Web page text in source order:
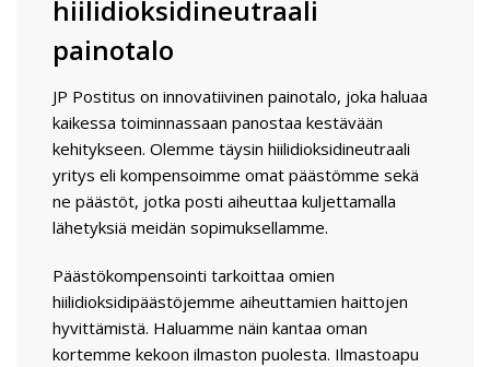
hiilidioksidineutraali
painotalo
JP Postitus on innovatiivinen painotalo, joka haluaa
kaikessa toiminnassaan panostaa kestävään
kehitykseen. Olemme täysin hiilidioksidineutraali
yritys eli kompensoimme omat päästömme sekä
ne päästöt, jotka posti aiheuttaa kuljettamalla
lähetyksiä meidän sopimuksellamme.
Päästökompensointi tarkoittaa omien
hiilidioksidipäästöjemme aiheuttamien haittojen
hyvittämistä. Haluamme näin kantaa oman
kortemme kekoon ilmaston puolesta. Ilmastoapu